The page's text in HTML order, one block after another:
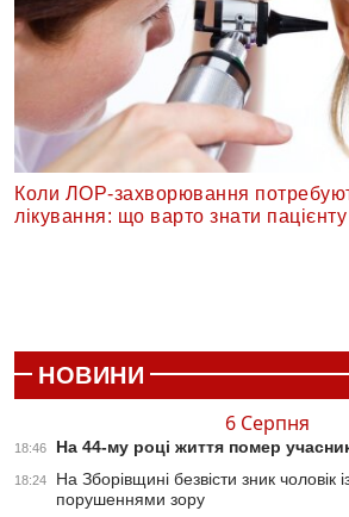
Коли ЛОР-захворювання
лікування: що варто знати пацієнту
НОВИНИ
6 Серпня
18:46 На 44-му році життя помер
18:24
На Зборівщині безвісти зник чоловік
порушеннями зору